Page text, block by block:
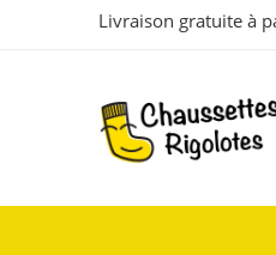
Livraison gratuite à